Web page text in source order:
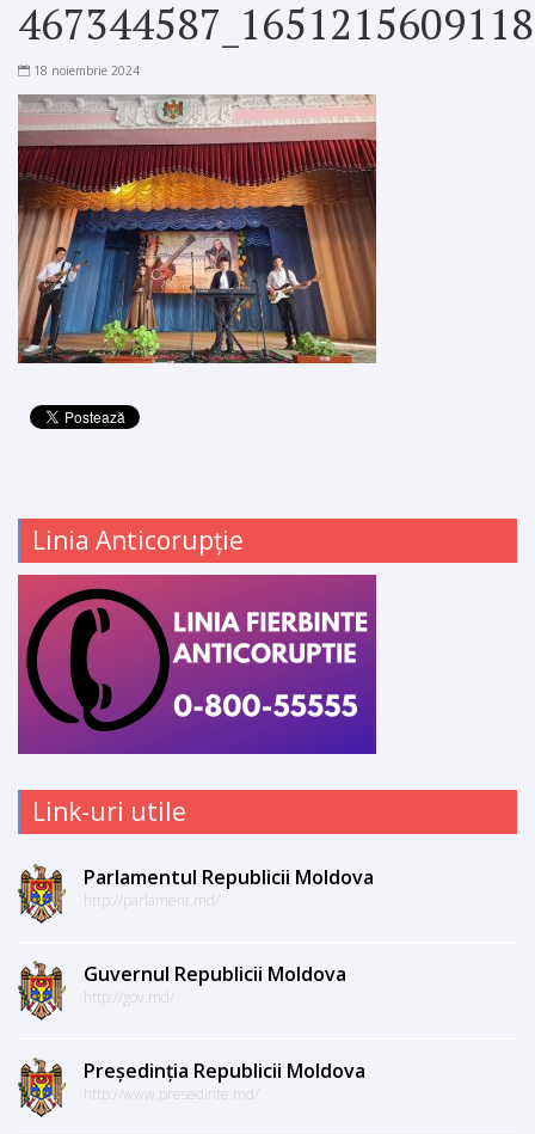
18 noiembrie 2024
Linia Anticorupție
Link-uri utile
Parlamentul Republicii Moldova
http://parlament.md/
Guvernul Republicii Moldova
http://gov.md/
Președinția Republicii Moldova
http://www.presedinte.md/